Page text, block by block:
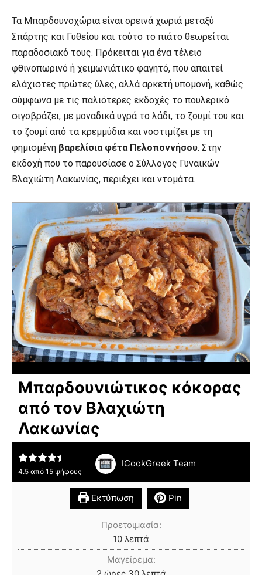
Τα Μπαρδουνοχώρια είναι ορεινά χωριά μεταξύ
Σπάρτης και Γυθείου και τούτο το πιάτο θεωρείται
παραδοσιακό τους. Πρόκειται για ένα τέλειο
φθινοπωρινό ή χειμωνιάτικο φαγητό, που απαιτεί
ελάχιστες πρώτες ύλες, αλλά αρκετή υπομονή, καθώς
σύμφωνα με τις παλιότερες εκδοχές το πουλερικό
σιγοβράζει, με μοναδικά υγρά το λάδι, το ζουμί του και
το ζουμί από τα κρεμμύδια και νοστιμίζει με τη
φημισμένη βαρελίσια φέτα Πελοποννήσου. Στην
εκδοχή που το παρουσίασε ο Σύλλογος Γυναικών
Βλαχιώτη Λακωνίας, περιέχει και ντομάτα.
Μπαρδουνιώτικος κόκορας
από τον Βλαχιώτη
Λακωνίας
4.5 από 15 ψήφους
ICookGreek Team
Εκτύπωση Pin
Προετοιμασία:
10 λεπτά
Μαγείρεμα: